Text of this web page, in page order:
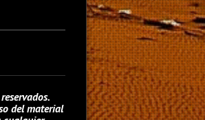
del material